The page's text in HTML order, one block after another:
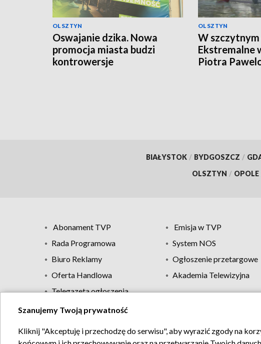
OLSZTYN
Oswajanie dzika. Nowa
promocja miasta budzi
kontrowersje
OLSZTYN
W szczytnym
Ekstremalne
Piotra
BIAŁYSTOK / BYDGOSZCZ /
OLSZTYN / OPOLE
Abonament TVP Emisja w TVP
Rada Programowa
System NOS
Biuro Reklamy
Ogłoszenie przetargowe
Oferta Handlowa
Akademia Telewizyjna
Telegazeta ogłoszenia
Regulamin TVP Polityka
Szanujemy Twoją prywatność
Kliknij "Akceptuję i przechodzę do serwisu", aby wyrazić zgody na